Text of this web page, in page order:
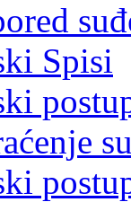
Spisi